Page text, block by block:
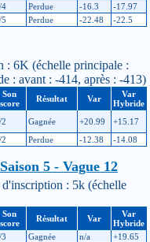
4 Perdue -16.3
-17.97
Perdue -22.48 -22.5
6K (échelle principale :
: avant : -414, après : -413)
Son
score
Résultat Var
Var
Hybride
2 Gagnée +20.99
+15.17
Perdue -12.38 -14.08
5 - Vague 12
: 5k (échelle
Son
score
Résultat Var
Var
Hybride
Gagnée n/a
+19.65